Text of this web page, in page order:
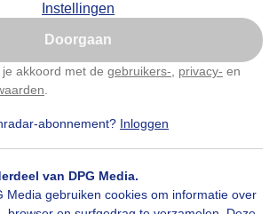
Instellingen
Doorgaan
akkoord met de gebruikers- privacy- en
abonnement? Inloggen
van DPG Media.
Media gebruiken cookies om informatie over
Inktzwam Herfst
niet, misschien later
hierom dit aan te passen